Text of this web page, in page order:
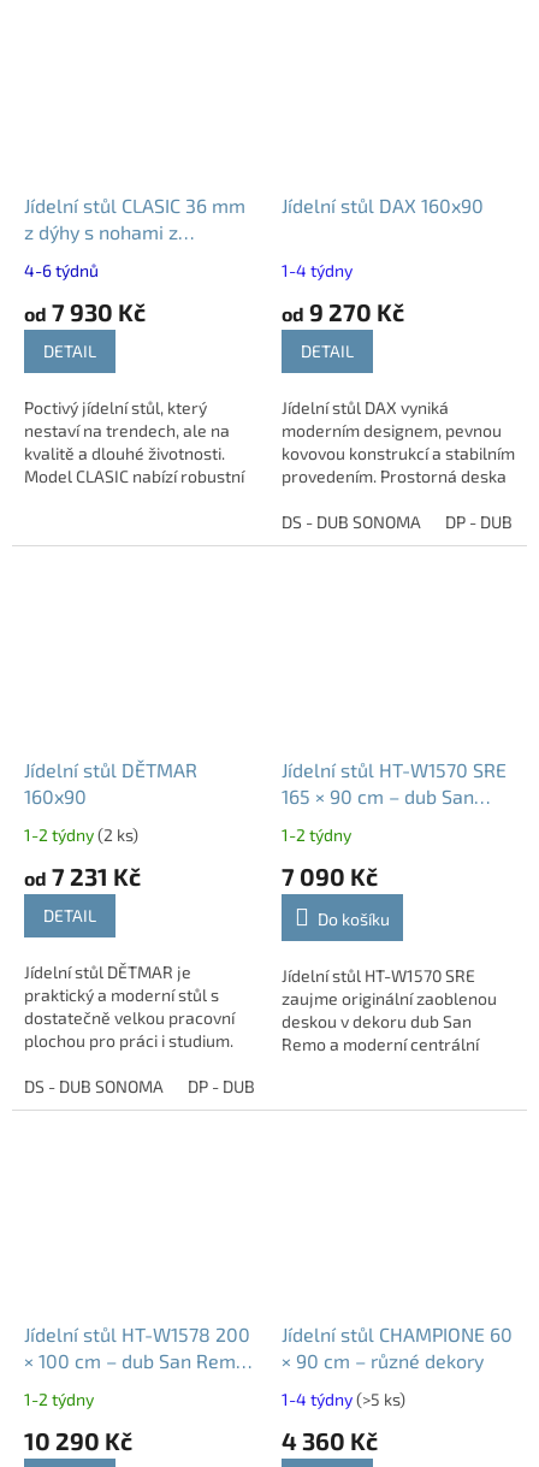
Jídelní stůl CLASIC 36 mm
z dýhy s nohami z
masivního buku
4-6 týdnů
od 7 930 Kč
DETAIL
Poctivý jídelní stůl, který
nestaví na trendech, ale na
kvalitě a dlouhé životnosti.
Model CLASIC nabízí robustní
několik...
Jídelní stůl DAX 160x90
1-4 týdny
od 9 270 Kč
DETAIL
Jídelní stůl DAX vyniká
moderním designem, pevnou
kovovou konstrukcí a stabilním
provedením. Prostorná deska
každodenní stolování i rodinné
setkání....
DS - DUB SONOMA DP - DUB
Jídelní stůl DĚTMAR
160x90
1-2 týdny(2 ks)
od 7 231 Kč
DETAIL
Jídelní stůl DĚTMAR je
praktický a moderní stůl s
dostatečně velkou pracovní
plochou pro práci i studium.
stabilní konstrukci se hodí do
kanceláře,...
DS - DUB SONOMA DP - DUB PŘÍRODNÍ
Jídelní stůl HT-W1570 SRE
165 × 90 cm – dub San
1-2 týdny
7 090 Kč
Do košíku
Jídelní stůl HT-W1570 SRE
zaujme originální zaoblenou
deskou v dekoru dub San
Remo a moderní centrální
pohodlné stolování,...
Jídelní stůl HT-W1578 200
× 100 cm – dub San Remo
1-2 týdny
10 290 Kč
Jídelní stůl CHAMPIONE 60
× 90 cm – různé dekory
1-4 týdny(>5 ks)
4 360 Kč